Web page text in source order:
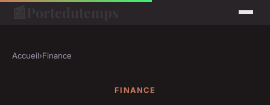
Accueil›Finance
FINANCE